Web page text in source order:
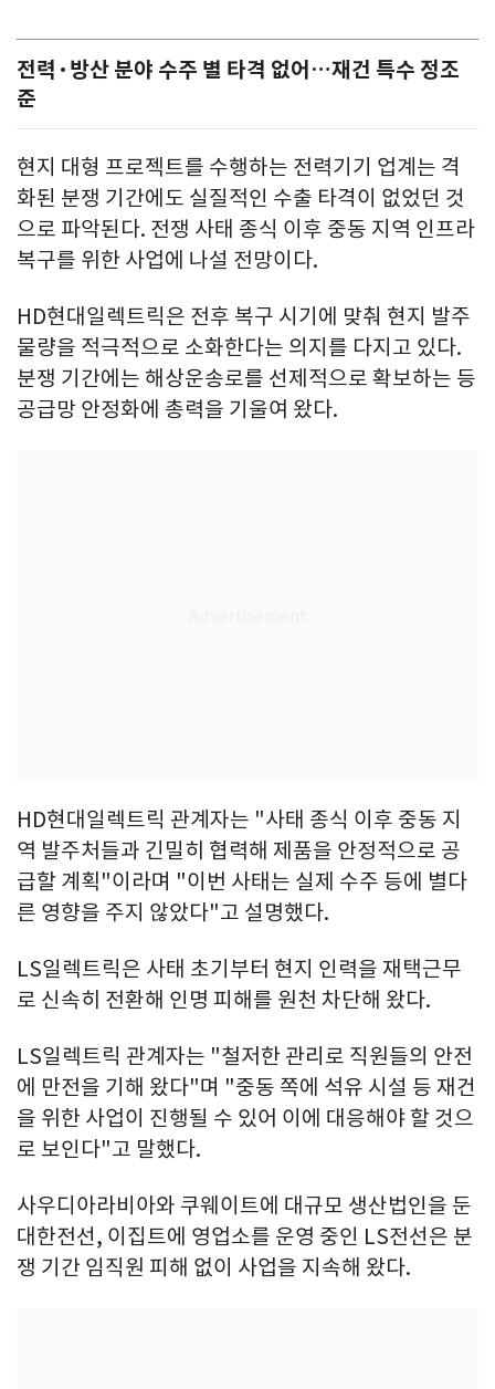
전력·방산 분야 수주 별 타격 없어…재건 특수 정조
준
현지 대형 프로젝트를 수행하는 전력기기 업계는 격
화된 분쟁 기간에도 실질적인 수출 타격이 없었던 것
으로 파악된다. 전쟁 사태 종식 이후 중동 지역 인프라
복구를 위한 사업에 나설 전망이다.
HD현대일렉트릭은 전후 복구 시기에 맞춰 현지 발주
물량을 적극적으로 소화한다는 의지를 다지고 있다.
분쟁 기간에는 해상운송로를 선제적으로 확보하는 등
공급망 안정화에 총력을 기울여 왔다.
HD현대일렉트릭 관계자는 "사태 종식 이후 중동 지
역 발주처들과 긴밀히 협력해 제품을 안정적으로 공
급할 계획"이라며 "이번 사태는 실제 수주 등에 별다
른 영향을 주지 않았다"고 설명했다.
LS일렉트릭은 사태 초기부터 현지 인력을 재택근무
로 신속히 전환해 인명 피해를 원천 차단해 왔다.
LS일렉트릭 관계자는 "철저한 관리로 직원들의 안전
에 만전을 기해 왔다"며 "중동 쪽에 석유 시설 등 재건
을 위한 사업이 진행될 수 있어 이에 대응해야 할 것으
로 보인다"고 말했다.
사우디아라비아와 쿠웨이트에 대규모 생산법인을 둔
대한전선, 이집트에 영업소를 운영 중인 LS전선은 분
쟁 기간 임직원 피해 없이 사업을 지속해 왔다.